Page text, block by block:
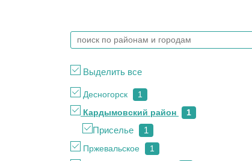
Выделить все
Десногорск
1
Кардымовский район
1
Приселье 1
Пржевальское
1